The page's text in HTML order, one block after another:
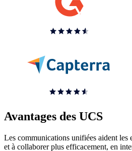
Avantages des UCS
Les communications unifiées aident les
et à collaborer plus efficacement, en